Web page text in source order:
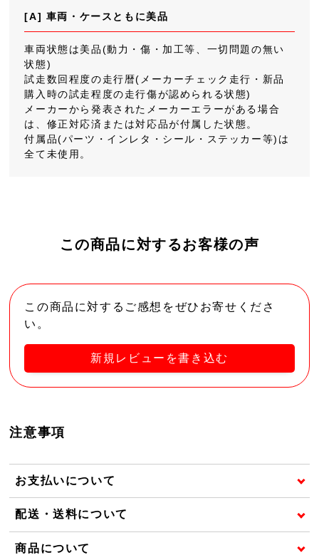
[A] 車両・ケースともに美品
車両状態は美品(動力・傷・加工等、一切問題の無い
状態)
試走数回程度の走行暦(メーカーチェック走行・新品
購入時の試走程度の走行傷が認められる状態)
メーカーから発表されたメーカーエラーがある場合
は、修正対応済または対応品が付属した状態。
付属品(パーツ・インレタ・シール・ステッカー等)は
全て未使用。
この商品に対するお客様の声
この商品に対するご感想をぜひお寄せくださ
い。
新規レビューを書き込む
注意事項
お支払いについて
配送・送料について
商品について